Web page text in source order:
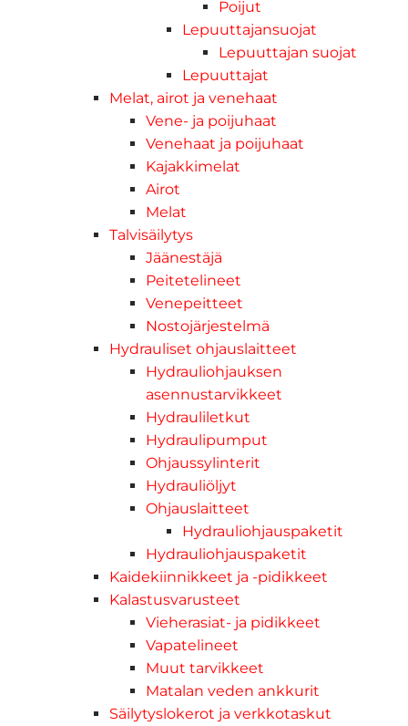
Poijut
Lepuuttajansuojat
Lepuuttajan suojat
Lepuuttajat
Melat, airot ja venehaat
Vene- ja poijuhaat
Venehaat ja poijuhaat
Kajakkimelat
Airot
Melat
Talvisäilytys
Jäänestäjä
Peitetelineet
Venepeitteet
Nostojärjestelmä
Hydrauliset ohjauslaitteet
Hydrauliohjauksen
asennustarvikkeet
Hydrauliletkut
Hydraulipumput
Ohjaussylinterit
Hydrauliöljyt
Ohjauslaitteet
Hydrauliohjauspaketit
Hydrauliohjauspaketit
Kaidekiinnikkeet ja -pidikkeet
Kalastusvarusteet
Vieherasiat- ja pidikkeet
Vapatelineet
Muut tarvikkeet
Matalan veden ankkurit
Säilytyslokerot ja verkkotaskut